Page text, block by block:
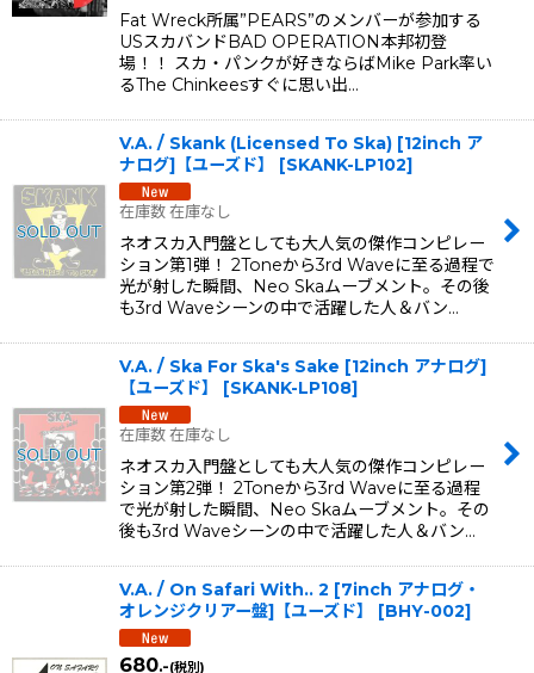
Fat Wreck所属”PEARS”のメンバーが参加する
USスカバンドBAD OPERATION本邦初登
場！！ スカ・パンクが好きならばMike Park率い
るThe Chinkeesすぐに思い出…
V.A. / Skank (Licensed To Ska) [12inch ア
ナログ]【ユーズド】
[SKANK-LP102]
在庫数 在庫なし
ネオスカ入門盤としても大人気の傑作コンピレー
ション第1弾！ 2Toneから3rd Waveに至る過程で
光が射した瞬間、Neo Skaムーブメント。その後
も3rd Waveシーンの中で活躍した人＆バン…
V.A. / Ska For Ska's Sake [12inch アナログ]
【ユーズド】
[SKANK-LP108]
在庫数 在庫なし
ネオスカ入門盤としても大人気の傑作コンピレー
ション第2弾！ 2Toneから3rd Waveに至る過程
で光が射した瞬間、Neo Skaムーブメント。その
後も3rd Waveシーンの中で活躍した人＆バン…
V.A. / On Safari With.. 2 [7inch アナログ・
オレンジクリアー盤]【ユーズド】
[BHY-002]
680.-(税別)